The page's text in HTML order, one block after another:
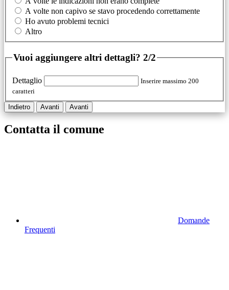
A volte non capivo se stavo procedendo correttamente
Ho avuto problemi tecnici
Altro
Vuoi aggiungere altri dettagli? 2/2
Dettaglio
Inserire massimo 200
caratteri
Indietro Avanti Avanti
Contatta il comune
Domande
Frequenti